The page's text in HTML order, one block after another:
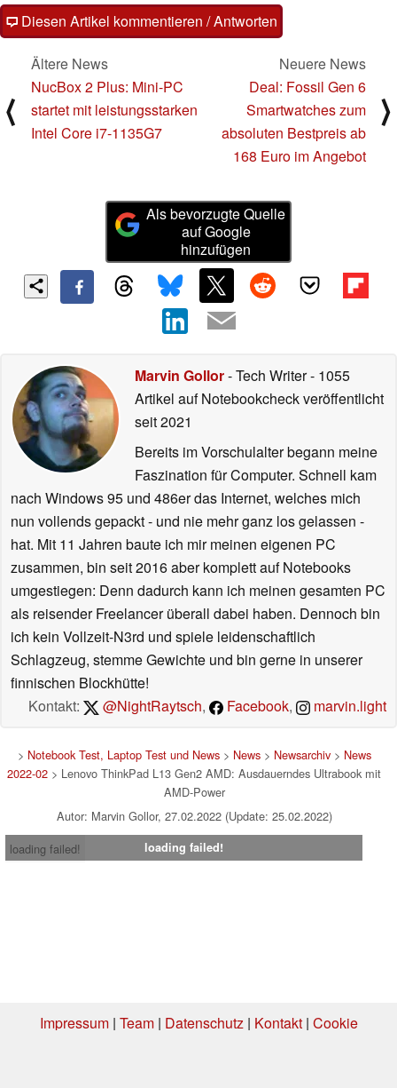
Diesen Artikel kommentieren / Antworten
⟨
Ältere News
NucBox 2 Plus: Mini-PC
startet mit leistungsstarken
Intel Core i7-1135G7
Neuere News
Deal: Fossil Gen 6
Smartwatches zum
absoluten Bestpreis ab
168 Euro im Angebot
⟩
Als bevorzugte Quelle
auf Google
hinzufügen
Marvin Gollor- Tech Writer- 1055
Artikel auf Notebookcheck veröffentlicht
seit 2021
Bereits im Vorschulalter begann meine
Faszination für Computer. Schnell kam
nach Windows 95 und 486er das Internet, welches mich
nun vollends gepackt - und nie mehr ganz los gelassen -
hat. Mit 11 Jahren baute ich mir meinen eigenen PC
zusammen, bin seit 2016 aber komplett auf Notebooks
umgestiegen: Denn dadurch kann ich meinen gesamten PC
als reisender Freelancer überall dabei haben. Dennoch bin
ich kein Vollzeit-N3rd und spiele leidenschaftlich
Schlagzeug, stemme Gewichte und bin gerne in unserer
finnischen Blockhütte!
Kontakt:
@NightRaytsch, Facebook, marvin.light
> Notebook Test, Laptop Test und News> News> Newsarchiv> News
2022-02 > Lenovo ThinkPad L13 Gen2 AMD: Ausdauerndes Ultrabook mit
AMD-Power
Autor: Marvin Gollor, 27.02.2022 (Update: 25.02.2022)
loading failed!
loading failed!
Impressum| Team| Datenschutz| Kontakt| Cookie